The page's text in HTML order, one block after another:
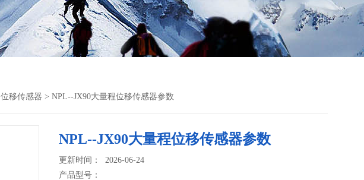
位移传感器 > NPL--JX90大量程位移传感器参数
NPL--JX90大量程位移传感器参数
更新时间： 2026-06-24
产品型号：